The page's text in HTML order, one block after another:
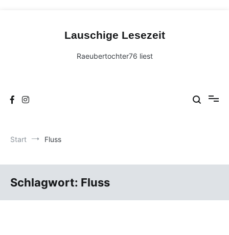
Lauschige Lesezeit
Raeubertochter76 liest
Start Fluss
Schlagwort: Fluss